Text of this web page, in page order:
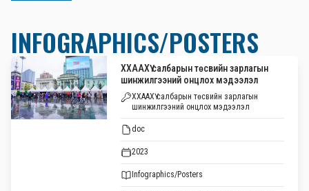
INFOGRAPHICS/POSTERS
ХХААХҮ салбарын төсвийн зарлагын
шинжилгээний онцлох мэдээлэл
ХХААХҮ салбарын төсвийн зарлагын
шинжилгээний онцлох мэдээлэл
doc
2023
Infographics/Posters